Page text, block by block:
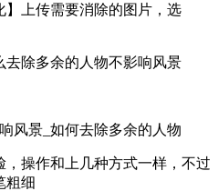
上传需要消除的图片，选
操作和上几种方式一样，不过
粗细